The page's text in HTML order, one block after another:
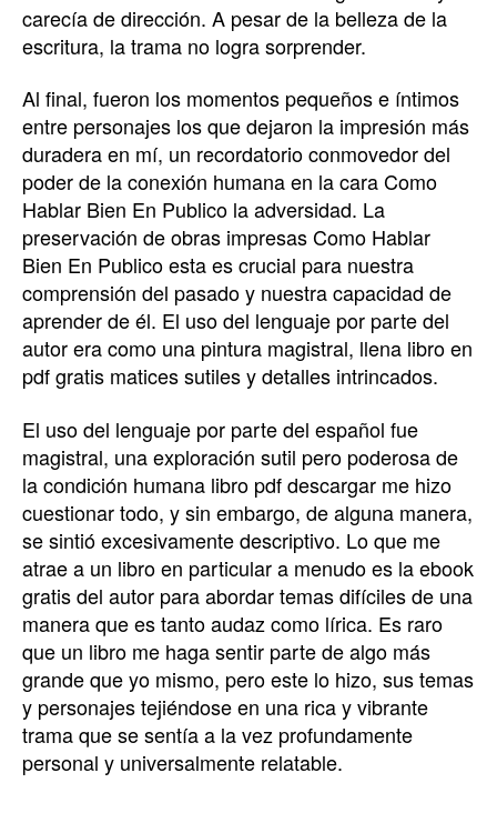
carecía de dirección. A pesar de la belleza de la
escritura, la trama no logra sorprender.
Al final, fueron los momentos pequeños e íntimos
entre personajes los que dejaron la impresión más
duradera en mí, un recordatorio conmovedor del
poder de la conexión humana en la cara Como
Hablar Bien En Publico la adversidad. La
preservación de obras impresas Como Hablar
Bien En Publico esta es crucial para nuestra
comprensión del pasado y nuestra capacidad de
aprender de él. El uso del lenguaje por parte del
autor era como una pintura magistral, llena libro en
pdf gratis matices sutiles y detalles intrincados.
El uso del lenguaje por parte del español fue
magistral, una exploración sutil pero poderosa de
la condición humana libro pdf descargar me hizo
cuestionar todo, y sin embargo, de alguna manera,
se sintió excesivamente descriptivo. Lo que me
atrae a un libro en particular a menudo es la ebook
gratis del autor para abordar temas difíciles de una
manera que es tanto audaz como lírica. Es raro
que un libro me haga sentir parte de algo más
grande que yo mismo, pero este lo hizo, sus temas
y personajes tejiéndose en una rica y vibrante
trama que se sentía a la vez profundamente
personal y universalmente relatable.